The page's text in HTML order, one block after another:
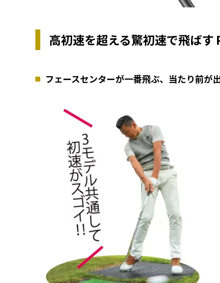
高初速を超える驚初速で飛ばす
フェースセンターが一番飛ぶ、当たり前が